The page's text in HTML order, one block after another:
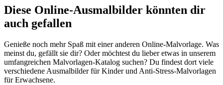
Diese Online-Ausmalbilder könnten dir
auch gefallen
Genieße noch mehr Spaß mit einer anderen Online-Malvorlage. Was
meinst du, gefällt sie dir? Oder möchtest du lieber etwas in unserem
umfangreichen Malvorlagen-Katalog suchen? Du findest dort viele
verschiedene Ausmalbilder für Kinder und Anti-Stress-Malvorlagen
für Erwachsene.